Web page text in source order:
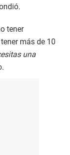
tener
más de 10
una